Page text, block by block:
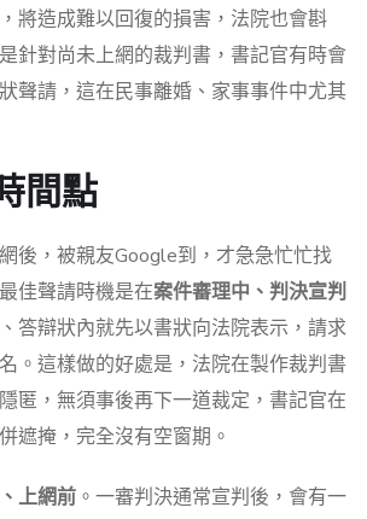
將造成難以回復的損害，法院也會斟
針對尚未上網的裁判書，書記官有時會
聲請，這在民事離婚、家事事件中尤其
間點
後，被親友Google到，才急急忙忙找
佳聲請時機是在案件審理中、判決宣判
答辯狀內就先以書狀向法院表示，請求
。這樣做的好處是，法院在製作裁判書
匿，無須事後再下一道裁定，書記官在
遮掩，完全沒有空窗期。
上網前 。一審判決通常宣判後，會有一